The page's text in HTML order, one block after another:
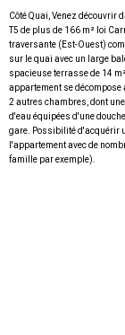
Côté Quai, Venez découvrir
T5 de plus de 166 m² loi
traversante (Est-Ouest)
sur le quai avec un large
spacieuse terrasse de 14
appartement se décompose
2 autres chambres, dont
d'eau équipées d'une
gare. Possibilité d'acquérir
l'appartement avec de